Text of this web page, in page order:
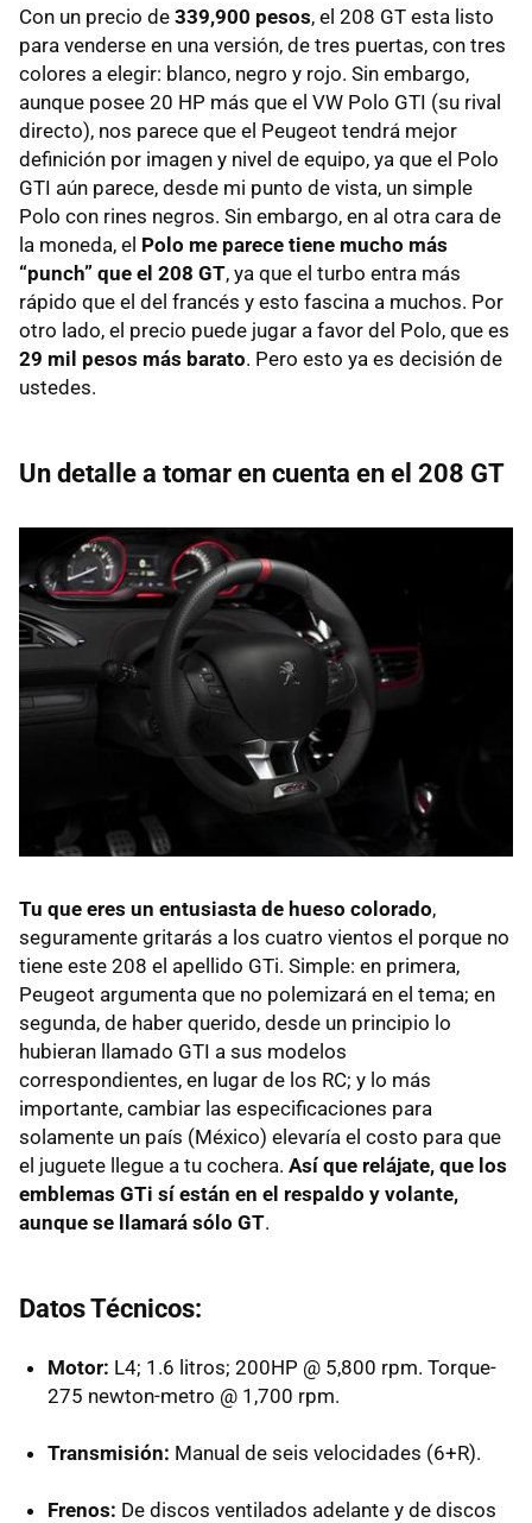
Con un precio de 339,900 pesos, el 208 GT esta listo
para venderse en una versión, de tres puertas, con tres
colores a elegir: blanco, negro y rojo. Sin embargo,
aunque posee 20 HP más que el VW Polo GTI (su rival
directo), nos parece que el Peugeot tendrá mejor
definición por imagen y nivel de equipo, ya que el Polo
GTI aún parece, desde mi punto de vista, un simple
Polo con rines negros. Sin embargo, en al otra cara de
la moneda, el Polo me parece tiene mucho más
“punch” que el 208 GT, ya que el turbo entra más
rápido que el del francés y esto fascina a muchos. Por
otro lado, el precio puede jugar a favor del Polo, que es
29 mil pesos más barato. Pero esto ya es decisión de
ustedes.
Un detalle a tomar en cuenta en el 208 GT
Tu que eres un entusiasta de hueso colorado,
seguramente gritarás a los cuatro vientos el porque no
tiene este 208 el apellido GTi. Simple: en primera,
Peugeot argumenta que no polemizará en el tema; en
segunda, de haber querido, desde un principio lo
hubieran llamado GTI a sus modelos
correspondientes, en lugar de los RC; y lo más
importante, cambiar las especificaciones para
solamente un país (México) elevaría el costo para que
el juguete llegue a tu cochera. Así que relájate, que los
emblemas GTi sí están en el respaldo y volante,
aunque se llamará sólo GT.
Datos Técnicos:
Motor: L4; 1.6 litros; 200HP @ 5,800 rpm. Torque-
275 newton-metro @ 1,700 rpm.
Transmisión: Manual de seis velocidades (6+R).
Frenos: De discos ventilados adelante y de discos